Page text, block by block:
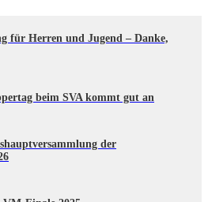
für Herren und Jugend – Danke,
beim SVA kommt gut an
der